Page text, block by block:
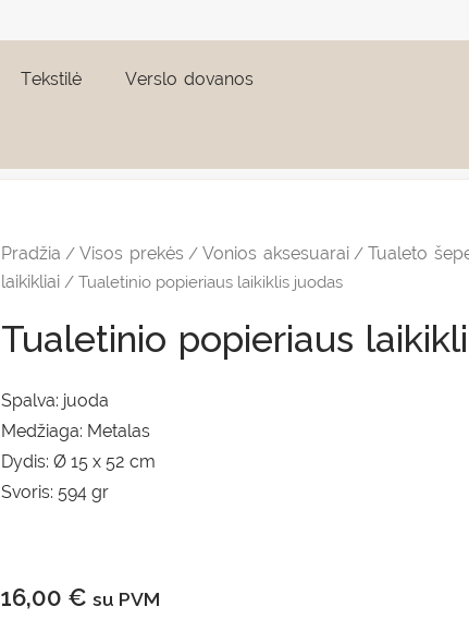
Tekstilė Verslo dovanos
Pradžia /Visos prekės /Vonios aksesuarai /Tualeto
laikikliai / Tualetinio popieriaus laikiklis juodas
Tualetinio popieriaus
Spalva: juoda
Medžiaga: Metalas
Dydis: Ø 15 x 52 cm
Svoris: 594 gr
16,00 € su PVM